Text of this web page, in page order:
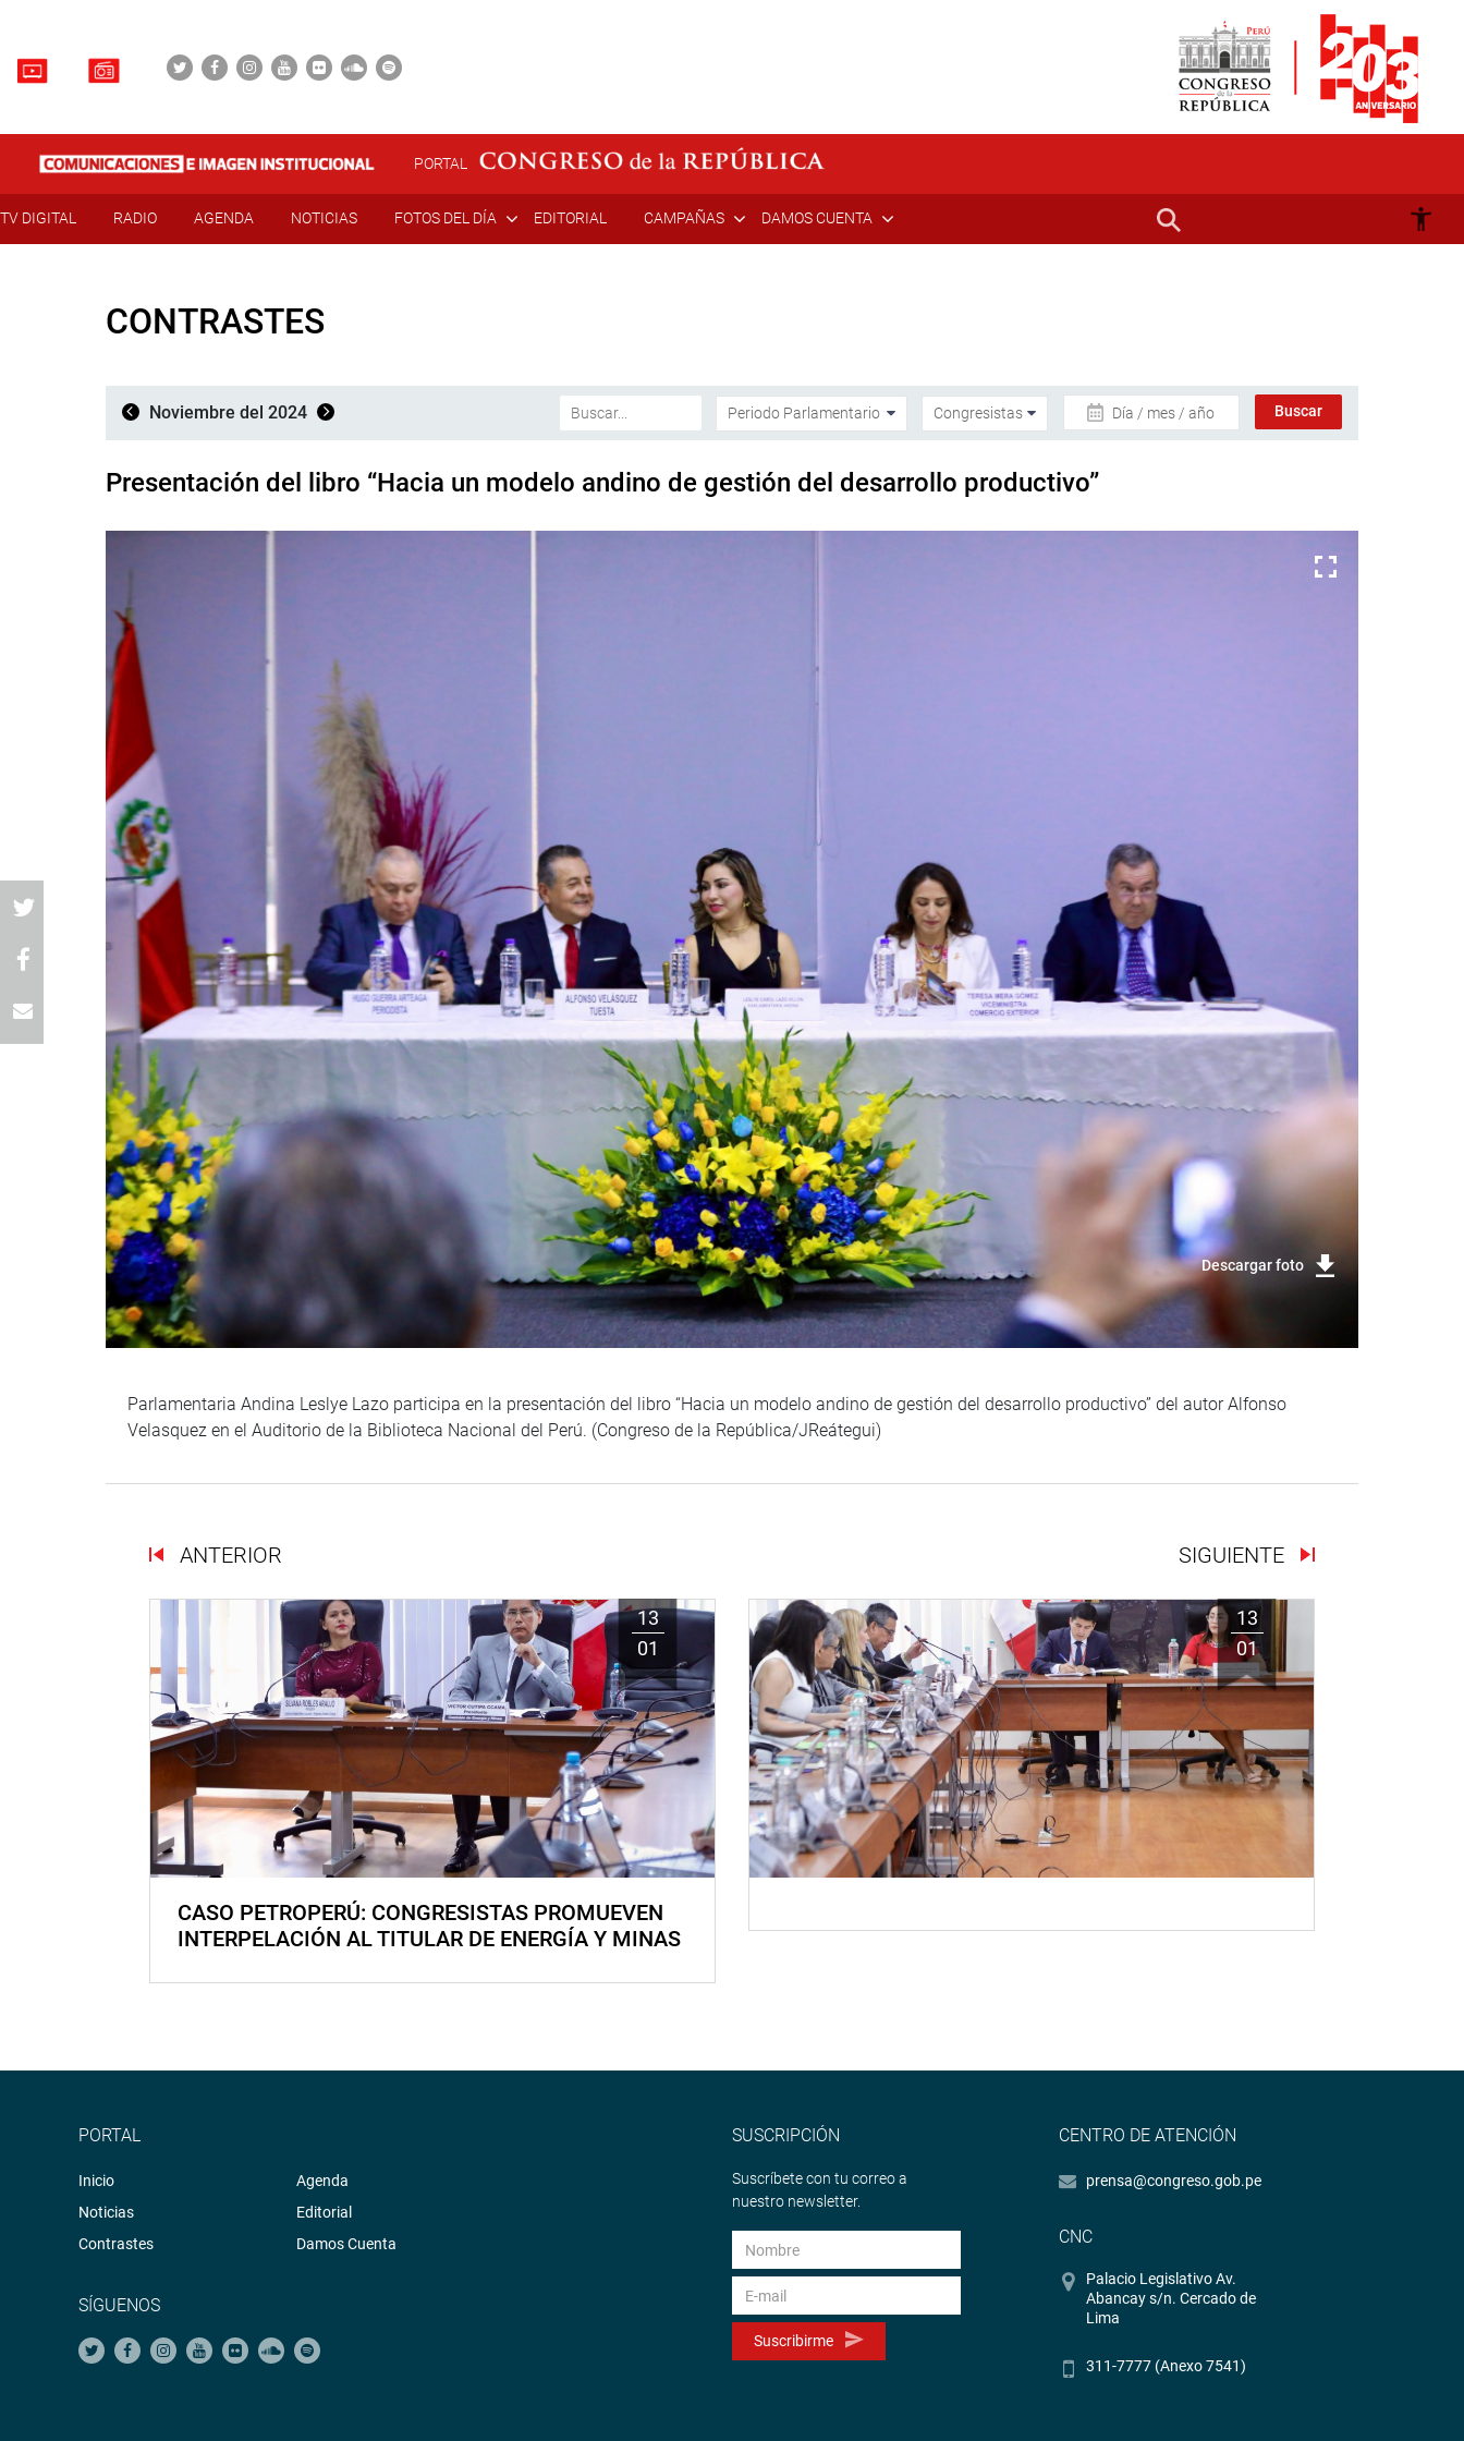
PORTAL
TV DIGITAL RADIO AGENDA NOTICIAS FOTOS DEL DÍA EDITORIAL CAMPAÑAS DAMOS CUENTA
CONTRASTES
Noviembre del 2024 Día / mes / año
Presentación del libro “Hacia un modelo andino de gestión del desarrollo productivo”
Descargar foto
Parlamentaria Andina Leslye Lazo participa en la presentación del libro “Hacia un modelo andino de gestión del desarrollo productivo” del autor Alfonso
Velasquez en el Auditorio de la Biblioteca Nacional del Perú. (Congreso de la República/JReátegui)
ANTERIOR SIGUIENTE
13
01
CASO PETROPERÚ: CONGRESISTAS PROMUEVEN
INTERPELACIÓN AL TITULAR DE ENERGÍA Y MINAS
13
01
PORTAL
Inicio
Noticias
Contrastes
Agenda
Editorial
Damos Cuenta
SÍGUENOS
SUSCRIPCIÓN
Suscríbete con tu correo a
nuestro newsletter.
Suscribirme
CENTRO DE ATENCIÓN
prensa@congreso.gob.pe
CNC
Palacio Legislativo Av.
Abancay s/n. Cercado de
Lima
311-7777 (Anexo 7541)